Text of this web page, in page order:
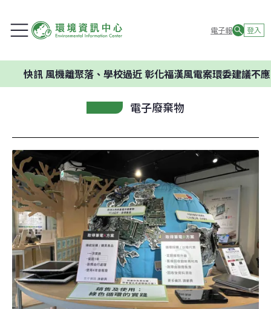
電子報 登入
風機離聚落、學校過近 彰化福漢風電案環委建議不應開發
電子廢棄物